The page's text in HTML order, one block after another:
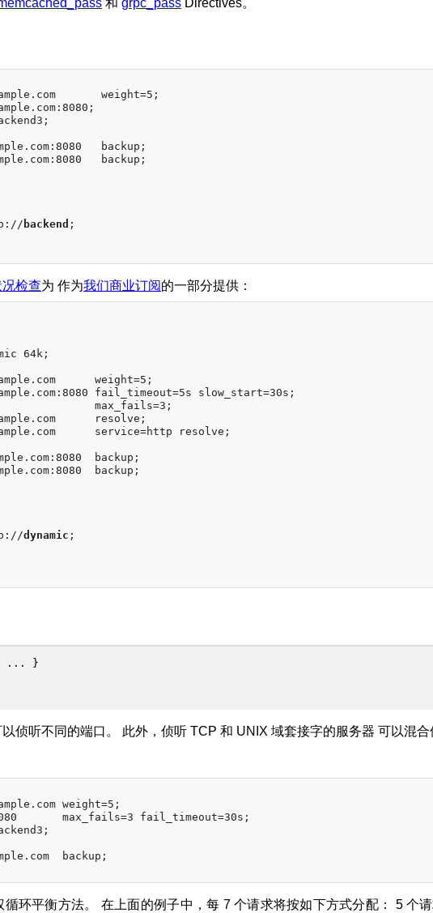
weight=5;
backup;
backup;
backend ;
检查为 作为我们商业订阅的一部分提供：
64k;
weight=5;
fail_timeout=5s slow_start=30s;
max_fails=3;
resolve;
service=http resolve;
backup;
backup;
dynamic ;
... }
侦听不同的端口。 此外，侦听 TCP 和 UNIX 域套接字的服务器 可以混合
weight=5;
max_fails=3 fail_timeout=30s;
backup;
环平衡方法。 在上面的例子中，每 7 个请求将按如下方式分配： 5 个请